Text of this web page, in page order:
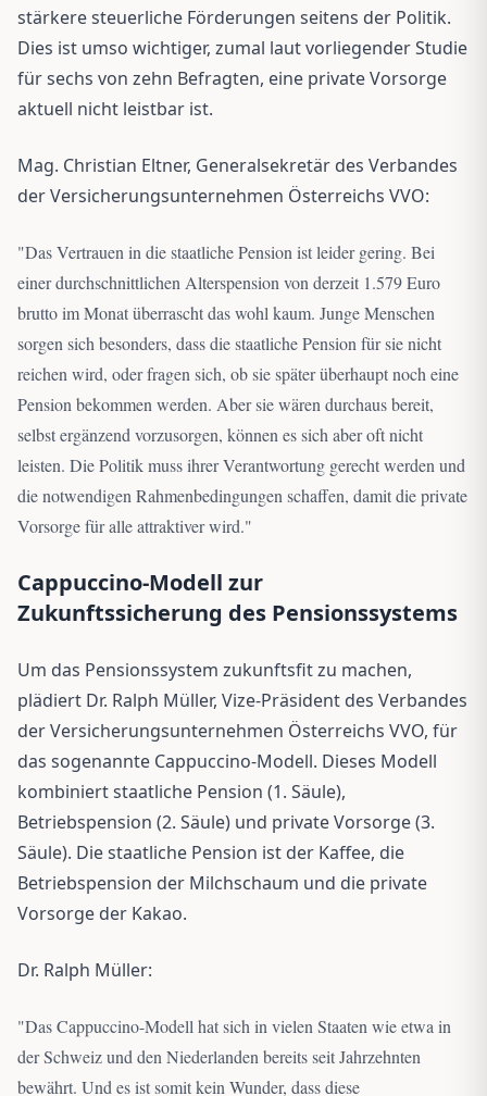
stärkere steuerliche Förderungen seitens der Politik.
Dies ist umso wichtiger, zumal laut vorliegender Studie
für sechs von zehn Befragten, eine private Vorsorge
aktuell nicht leistbar ist.
Mag. Christian Eltner, Generalsekretär des Verbandes
der Versicherungsunternehmen Österreichs VVO:
"Das Vertrauen in die staatliche Pension ist leider gering. Bei
einer durchschnittlichen Alterspension von derzeit 1.579 Euro
brutto im Monat überrascht das wohl kaum. Junge Menschen
sorgen sich besonders, dass die staatliche Pension für sie nicht
reichen wird, oder fragen sich, ob sie später überhaupt noch eine
Pension bekommen werden. Aber sie wären durchaus bereit,
selbst ergänzend vorzusorgen, können es sich aber oft nicht
leisten. Die Politik muss ihrer Verantwortung gerecht werden und
die notwendigen Rahmenbedingungen schaffen, damit die private
Vorsorge für alle attraktiver wird."
Cappuccino-Modell zur
Zukunftssicherung des Pensionssystems
Um das Pensionssystem zukunftsfit zu machen,
plädiert Dr. Ralph Müller, Vize-Präsident des Verbandes
der Versicherungsunternehmen Österreichs VVO, für
das sogenannte Cappuccino-Modell. Dieses Modell
kombiniert staatliche Pension (1. Säule),
Betriebspension (2. Säule) und private Vorsorge (3.
Säule). Die staatliche Pension ist der Kaffee, die
Betriebspension der Milchschaum und die private
Vorsorge der Kakao.
Dr. Ralph Müller:
"Das Cappuccino-Modell hat sich in vielen Staaten wie etwa in
der Schweiz und den Niederlanden bereits seit Jahrzehnten
bewährt. Und es ist somit kein Wunder, dass diese